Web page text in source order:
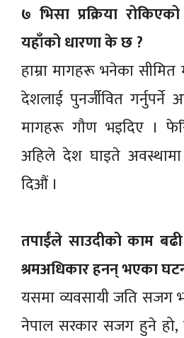
७ भिसा प्रक्रिया
यहाँको धारणा के छ ?
हाम्रा मागहरू भनेका
देशलाई पुनर्जीवित
मागहरू गौण भइदिए ।
अहिले देश घाइते
दिऔं ।
तपाईंले साउदीको काम
श्रमअधिकार हनन् भएका
यसमा व्यवसायी जति सजग
नेपाल सरकार सजग हुने हो,